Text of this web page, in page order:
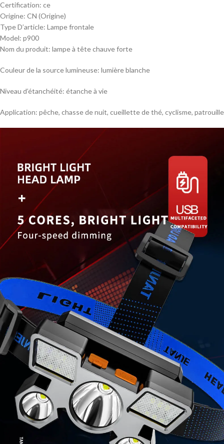
Certification: ce
Origine: CN (Origine)
Type D’article: Lampe frontale
Model: p900
Nom du produit: lampe à tête chauve forte
Couleur de la source lumineuse: lumière blanche
Niveau d’étanchéité: étanche à vie
Application: pêche, chasse de nuit, cueillette de thé, cyclisme, patrouille